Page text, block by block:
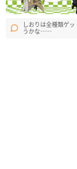
しおりは全種類ゲ
うかな……